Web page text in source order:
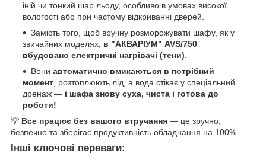
іній чи тонкий шар льоду, особливо в умовах високої
вологості або при частому відкриванні дверей.
Замість того, щоб вручну розморожувати шафу, як у
звичайних моделях, в "АКВАРІУМ" AVS/750
вбудовано електричні нагрівачі (тени).
Вони автоматично вмикаються в потрібний
момент, розтоплюють лід, а вода стікає у спеціальний
дренаж — і шафа знову суха, чиста і готова до
роботи!
💡 Все працює без вашого втручання — це зручно,
безпечно та зберігає продуктивність обладнання на 100%.
Інші ключові переваги: